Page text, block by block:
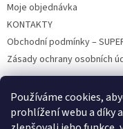
Používáme cookies,
prohlížení webu a díky
Moje objednávka
KONTAKTY
Obchodní podmínky –
Zásady ochrany osobních